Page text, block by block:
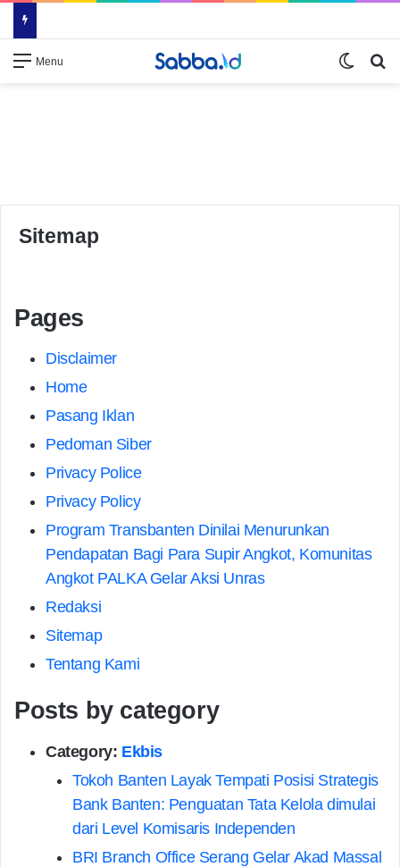
Menu
Sitemap
Pages
Disclaimer
Home
Pasang Iklan
Pedoman Siber
Privacy Police
Privacy Policy
Program Transbanten Dinilai Menurunkan
Pendapatan Bagi Para Supir Angkot, Komunitas
Angkot PALKA Gelar Aksi Unras
Redaksi
Sitemap
Tentang Kami
Posts by category
Category: Ekbis
Tokoh Banten Layak Tempati Posisi Strategis
Bank Banten: Penguatan Tata Kelola dimulai
dari Level Komisaris Independen
BRI Branch Office Serang Gelar Akad Massal